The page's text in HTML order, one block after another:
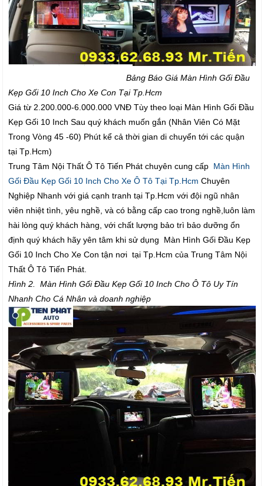
Bảng Báo Giá Màn Hình Gối Đầu
Kẹp Gối 10 Inch Cho Xe Con Tại Tp.Hcm
Giá từ 2.200.000-6.000.000 VNĐ Tùy theo loại Màn Hình Gối Đầu
Kẹp Gối 10 Inch Sau quý khách muốn gắn (Nhân Viên Có Mặt
Trong Vòng 45 -60) Phút kể cả thời gian di chuyển tới các quận
tại Tp.Hcm)
Trung Tâm Nội Thất Ô Tô Tiến Phát chuyên cung cấp Màn Hình
Gối Đầu Kẹp Gối 10 Inch Cho Xe Ô Tô Tại Tp.Hcm Chuyên
Nghiệp Nhanh với giá cạnh tranh tại Tp.Hcm với đội ngũ nhân
viên nhiệt tình, yêu nghề, và có bằng cấp cao trong nghề,luôn làm
hài lòng quý khách hàng, với chất lượng bảo trì bảo dưỡng ổn
định quý khách hãy yên tâm khi sử dụng Màn Hình Gối Đầu Kẹp
Gối 10 Inch Cho Xe Con tận nơi tại Tp.Hcm của Trung Tâm Nội
Thất Ô Tô Tiến Phát.
Hình 2. Màn Hình Gối Đầu Kẹp Gối 10 Inch Cho Ô Tô Uy Tín
Nhanh Cho Cá Nhân và doanh nghiệp